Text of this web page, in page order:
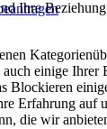
Ihre
einige Ihrer
Blockieren
Erfahrung auf
die wir